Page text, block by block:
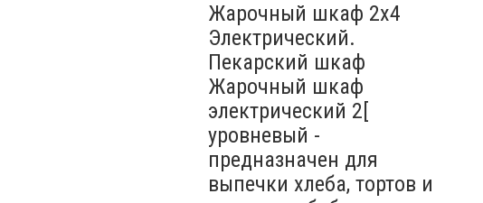
Жарочный шкаф 2х4
Электрический.
Пекарский шкаф
Жарочный шкаф
электрический 2[
уровневый -
предназначен для
выпечки хлеба, тортов и